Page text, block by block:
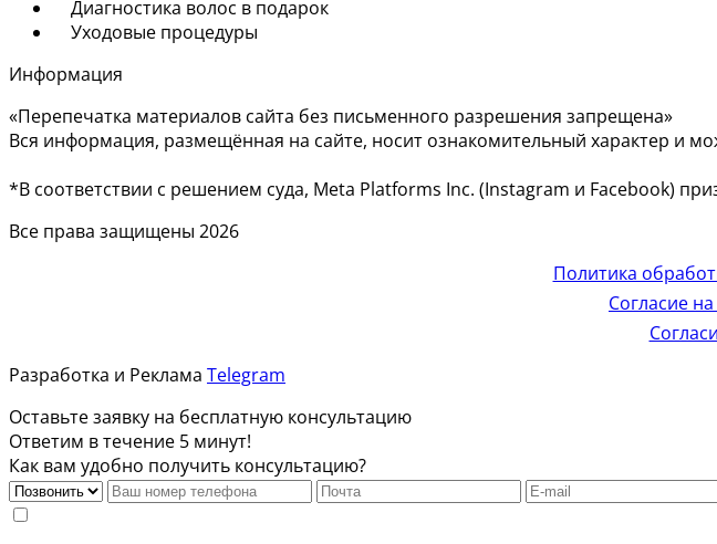
Диагностика волос в подарок
Уходовые процедуры
Информация
«Перепечатка материалов сайта без письменного разрешения запрещена»
Вся информация, размещённая на сайте, носит ознакомительный характер и
*В соответствии с решением суда, Meta Platforms Inc. (Instagram и Facebook)
Все права защищены 2026
Политика
Согласие
Разработка и Реклама Telegram
Оставьте заявку на бесплатную консультацию
Ответим в течение 5 минут!
Как вам удобно получить консультацию?